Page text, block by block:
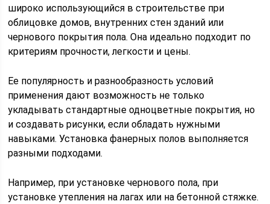
широко использующийся в строительстве при
облицовке домов, внутренних стен зданий или
чернового покрытия пола. Она идеально подходит по
критериям прочности, легкости и цены.
Ее популярность и разнообразность условий
применения дают возможность не только
укладывать стандартные одноцветные покрытия, но
и создавать рисунки, если обладать нужными
навыками. Установка фанерных полов выполняется
разными подходами.
Например, при установке чернового пола, при
установке утепления на лагах или на бетонной стяжке.